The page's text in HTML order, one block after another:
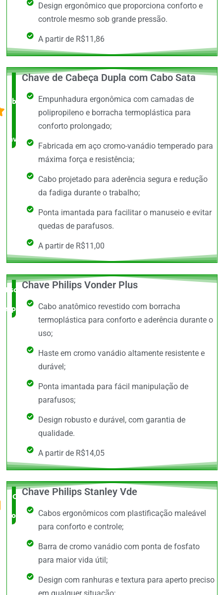
Design ergonômico que proporciona conforto e
controle mesmo sob grande pressão.
A partir de R$11,86
O +
barato,
avaliado!
Chave de Cabeça Dupla com Cabo Sata
Empunhadura ergonômica com camadas de
polipropileno e borracha termoplástica para
conforto prolongado;
Fabricada em aço cromo-vanádio temperado para
máxima força e resistência;
Cabo projetado para aderência segura e redução
da fadiga durante o trabalho;
Ponta imantada para facilitar o manuseio e evitar
quedas de parafusos.
A partir de R$11,00
Escolha do
especialista
Chave Philips Vonder Plus
Cabo anatômico revestido com borracha
termoplástica para conforto e aderência durante o
uso;
Haste em cromo vanádio altamente resistente e
durável;
Ponta imantada para fácil manipulação de
parafusos;
Design robusto e durável, com garantia de
qualidade.
A partir de R$14,05
O Mais
completo
Chave Philips Stanley Vde
Cabos ergonômicos com plastificação maleável
para conforto e controle;
Barra de cromo vanádio com ponta de fosfato
para maior vida útil;
Design com ranhuras e textura para aperto preciso